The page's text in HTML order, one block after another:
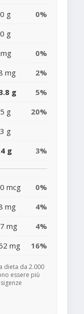
g
0%
g
0%
mg
2%
g
5%
g
20%
g
g 3%
mcg
0%
mg
4%
mg
4%
mg 16%
dieta da 2.000
essere più